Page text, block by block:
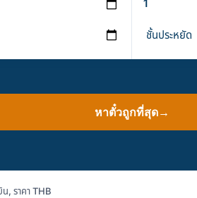
หาตั๋วถูกที่สุด→
, ราคา THB